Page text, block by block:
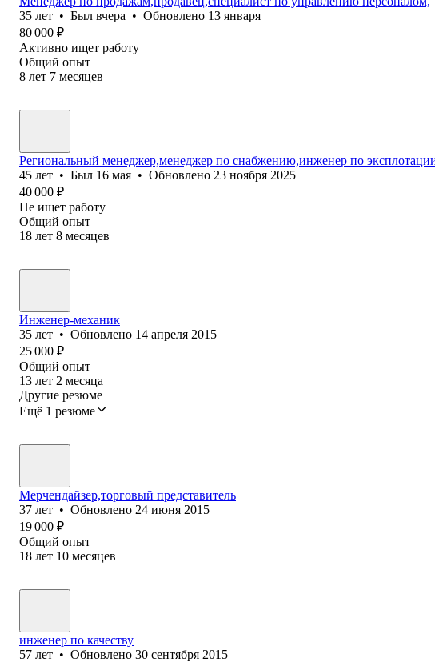
35 лет • Был вчера • Обновлено 13 января
80 000 ₽
Активно ищет работу
Общий опыт
8 лет 7 месяцев
Региональный менеджер,менеджер по снабжению,инженер по
45 лет • Был 16 мая • Обновлено 23 ноября 2025
40 000 ₽
Не ищет работу
Общий опыт
18 лет 8 месяцев
Инженер-механик
35 лет • Обновлено 14 апреля 2015
25 000 ₽
Общий опыт
13 лет 2 месяца
Другие резюме
Ещё 1 резюме
Мерчендайзер,торговый представитель
37 лет • Обновлено 24 июня 2015
19 000 ₽
Общий опыт
18 лет 10 месяцев
инженер по качеству
57 лет • Обновлено 30 сентября 2015